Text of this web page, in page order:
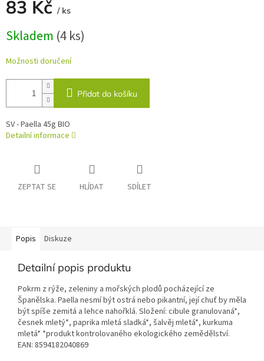
83 Kč / ks
cena:
Skladem (4 ks)
Možnosti doručení
Přidat do košíku
SV - Paella 45g BIO
Detailní informace
ZEPTAT SE HLÍDAT SDÍLET
Popis Diskuze
Detailní popis produktu
Pokrm z rýže, zeleniny a mořských plodů pocházející ze
Španělska. Paella nesmí být ostrá nebo pikantní, její chuť by měla
být spíše zemitá a lehce nahořklá. Složení: cibule granulovaná*,
česnek mletý*, paprika mletá sladká*, šalvěj mletá*, kurkuma
mletá* *produkt kontrolovaného ekologického zemědělství.
EAN: 8594182040869